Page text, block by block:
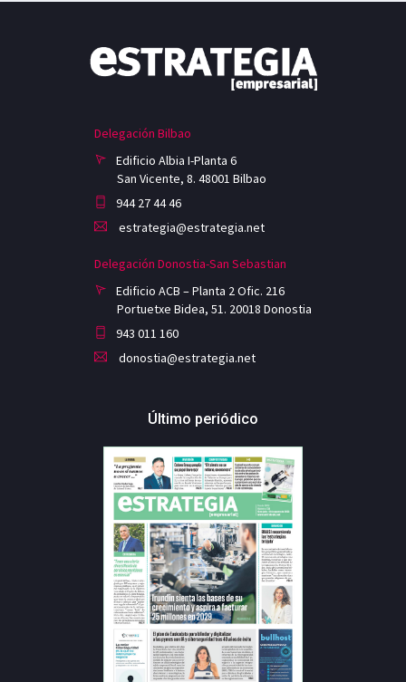
Delegación Bilbao
Edificio Albia I-Planta 6
San Vicente, 8. 48001 Bilbao
944 27 44 46
estrategia@estrategia.net
Delegación Donostia-San Sebastian
Edificio ACB – Planta 2 Ofic. 216
Portuetxe Bidea, 51. 20018 Donostia
943 011 160
donostia@estrategia.net
Último periódico